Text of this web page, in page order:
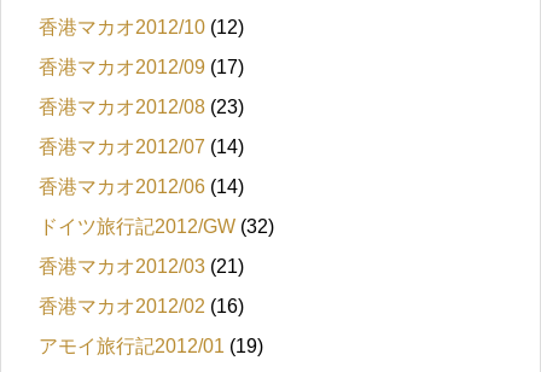
香港マカオ2012/10 (12)
香港マカオ2012/09 (17)
香港マカオ2012/08 (23)
香港マカオ2012/07 (14)
香港マカオ2012/06 (14)
ドイツ旅行記2012/GW (32)
香港マカオ2012/03 (21)
香港マカオ2012/02 (16)
アモイ旅行記2012/01 (19)